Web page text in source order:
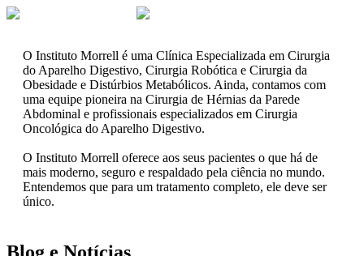
O Instituto Morrell é uma Clínica Especializada em Cirurgia
do Aparelho Digestivo, Cirurgia Robótica e Cirurgia da
Obesidade e Distúrbios Metabólicos. Ainda, contamos com
uma equipe pioneira na Cirurgia de Hérnias da Parede
Abdominal e profissionais especializados em Cirurgia
Oncológica do Aparelho Digestivo.
O Instituto Morrell oferece aos seus pacientes o que há de
mais moderno, seguro e respaldado pela ciência no mundo.
Entendemos que para um tratamento completo, ele deve ser
único.